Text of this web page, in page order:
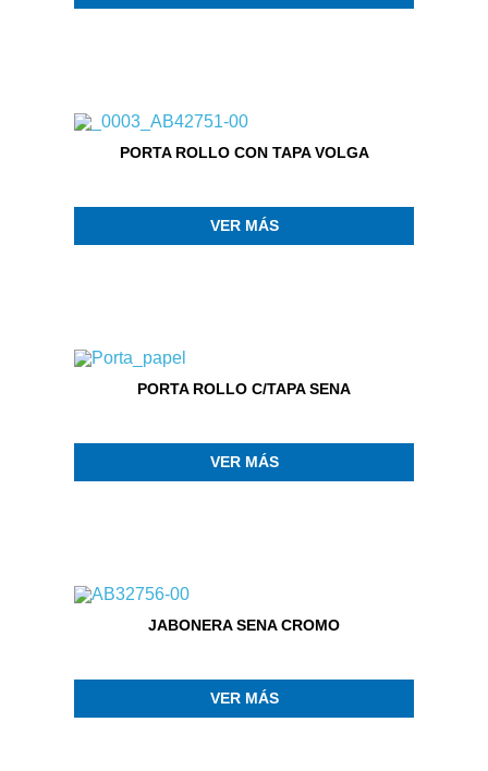
PORTA ROLLO CON TAPA VOLGA
VER MÁS
PORTA ROLLO C/TAPA SENA
VER MÁS
JABONERA SENA CROMO
VER MÁS